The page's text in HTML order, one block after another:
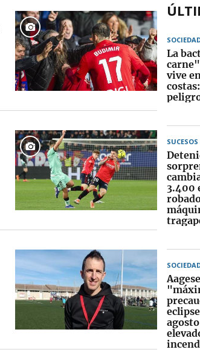
La
vive
SUCESOS
3.400